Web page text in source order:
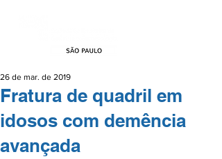
Fratura de quadril em
idosos com demência
avançada
26 de mar. de 2019